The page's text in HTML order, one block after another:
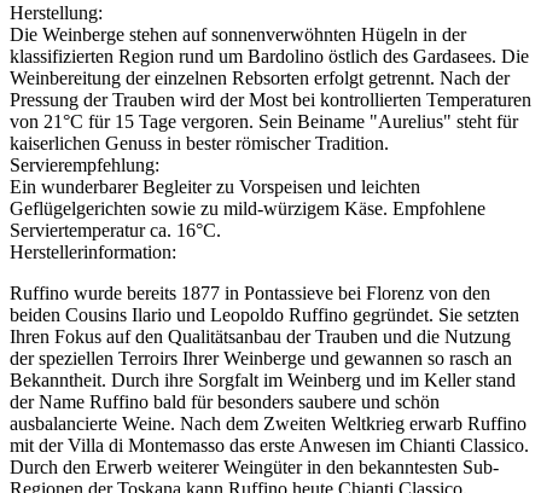
Herstellung:
Die Weinberge stehen auf sonnenverwöhnten Hügeln in der
klassifizierten Region rund um Bardolino östlich des Gardasees. Die
Weinbereitung der einzelnen Rebsorten erfolgt getrennt. Nach der
Pressung der Trauben wird der Most bei kontrollierten Temperaturen
von 21°C für 15 Tage vergoren. Sein Beiname "Aurelius" steht für
kaiserlichen Genuss in bester römischer Tradition.
Servierempfehlung:
Ein wunderbarer Begleiter zu Vorspeisen und leichten
Geflügelgerichten sowie zu mild-würzigem Käse. Empfohlene
Serviertemperatur ca. 16°C.
Herstellerinformation:
Ruffino wurde bereits 1877 in Pontassieve bei Florenz von den
beiden Cousins Ilario und Leopoldo Ruffino gegründet. Sie setzten
Ihren Fokus auf den Qualitätsanbau der Trauben und die Nutzung
der speziellen Terroirs Ihrer Weinberge und gewannen so rasch an
Bekanntheit. Durch ihre Sorgfalt im Weinberg und im Keller stand
der Name Ruffino bald für besonders saubere und schön
ausbalancierte Weine. Nach dem Zweiten Weltkrieg erwarb Ruffino
mit der Villa di Montemasso das erste Anwesen im Chianti Classico.
Durch den Erwerb weiterer Weingüter in den bekanntesten Sub-
Regionen der Toskana kann Ruffino heute Chianti Classico,